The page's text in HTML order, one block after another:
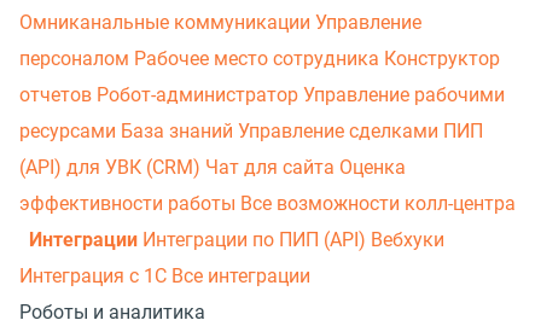
Омниканальные коммуникации Управление
персоналом Рабочее место сотрудника Конструктор
отчетов Робот-администратор Управление рабочими
ресурсами База знаний Управление сделками ПИП
(API) для УВК (CRM) Чат для сайта Оценка
эффективности работы Все возможности колл-центра
Интеграции Интеграции по ПИП (API) Вебхуки
Интеграция с 1С Все интеграции
Роботы и аналитика